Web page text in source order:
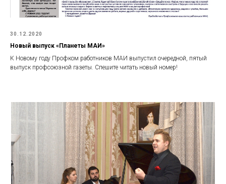
30.12.2020
Новый выпуск «Планеты МАИ»
К Новому году Профком работников МАИ выпустил очередной, пятый
выпуск профсоюзной газеты. Спешите читать новый номер!